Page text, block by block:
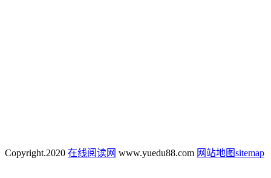
Copyright.2020 在线阅读网 www.yuedu88.com 网站地图sitemap